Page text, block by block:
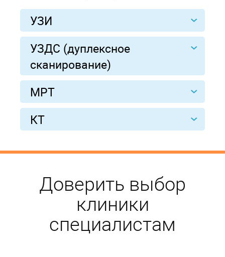
УЗИ
УЗДС (дуплексное
сканирование)
МРТ
КТ
Доверить выбор
клиники
специалистам